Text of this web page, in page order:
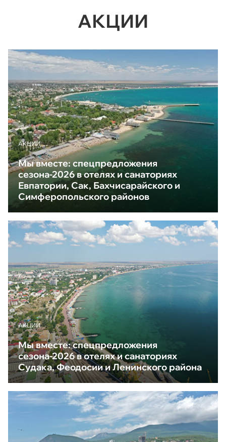
АКЦИИ
АКЦИИ
Мы вместе: спецпредложения
сезона-2026 в отелях и санаториях
Евпатории, Сак, Бахчисарайского и
Симферопольского районов
АКЦИИ
Мы вместе: спецпредложения
сезона-2026 в отелях и санаториях
Судака, Феодосии и Ленинского района